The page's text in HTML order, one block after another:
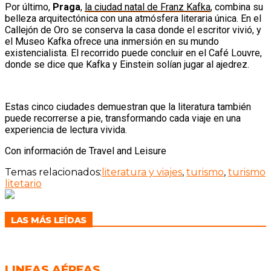
Por último, Praga, la ciudad natal de Franz Kafka, combina su
belleza arquitectónica con una atmósfera literaria única. En el
Callejón de Oro se conserva la casa donde el escritor vivió, y
el Museo Kafka ofrece una inmersión en su mundo
existencialista. El recorrido puede concluir en el Café Louvre,
donde se dice que Kafka y Einstein solían jugar al ajedrez.
Estas cinco ciudades demuestran que la literatura también
puede recorrerse a pie, transformando cada viaje en una
experiencia de lectura vivida.
Con información de Travel and Leisure
Temas relacionados: literatura y viajes, turismo, turismo
litetario
LAS MÁS LEÍDAS